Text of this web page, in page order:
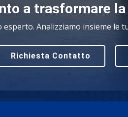
a trasformare
Analizziamo insieme le
Richiesta Contatto